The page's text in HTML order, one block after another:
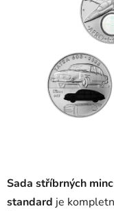
Sada stříbrných
standard je